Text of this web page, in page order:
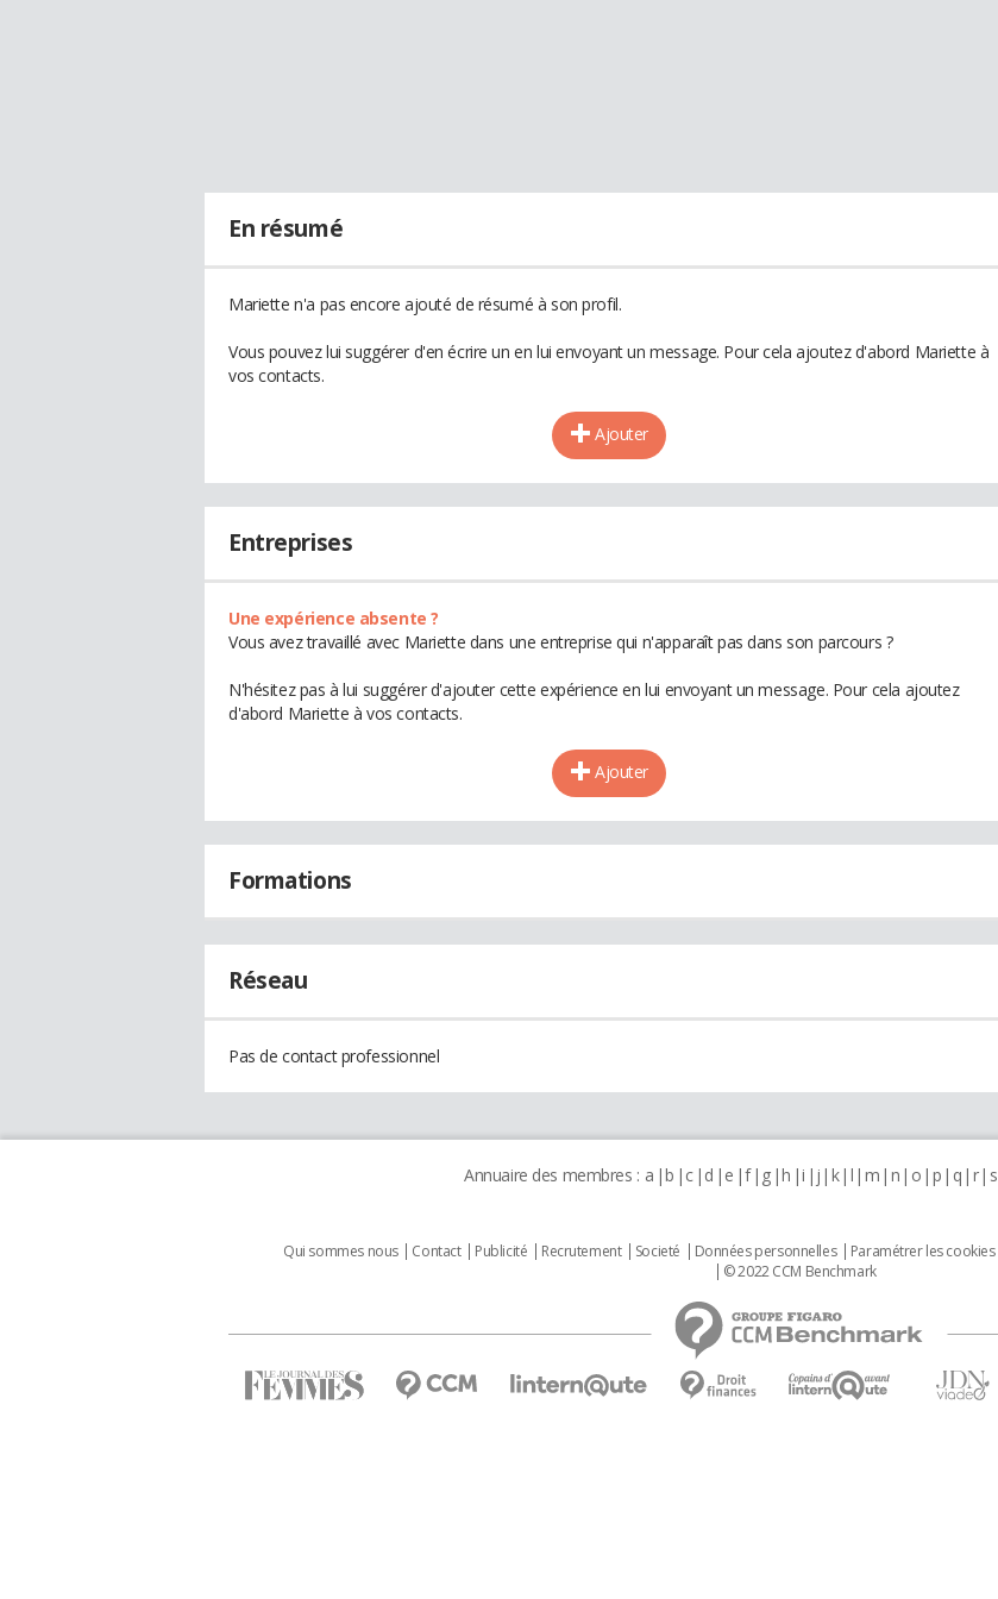
En résumé
Mariette n'a pas encore ajouté de résumé à son profil.
Vous pouvez lui suggérer d'en écrire un en lui envoyant un message. Pour cela ajoutez d'abord Mariette à
vos contacts.
Ajouter
Entreprises
Une expérience absente ?
Vous avez travaillé avec Mariette dans une entreprise qui n'apparaît pas dans son parcours ?
N'hésitez pas à lui suggérer d'ajouter cette expérience en lui envoyant un message. Pour cela ajoutez
d'abord Mariette à vos contacts.
Ajouter
Formations
Réseau
Pas de contact professionnel
Annuaire des membres : a b c d e f g h i j k l m n o p q r s
Qui sommes nous Contact Publicité Recrutement Societé Données personnelles Paramétrer les cookies
© 2022 CCM Benchmark